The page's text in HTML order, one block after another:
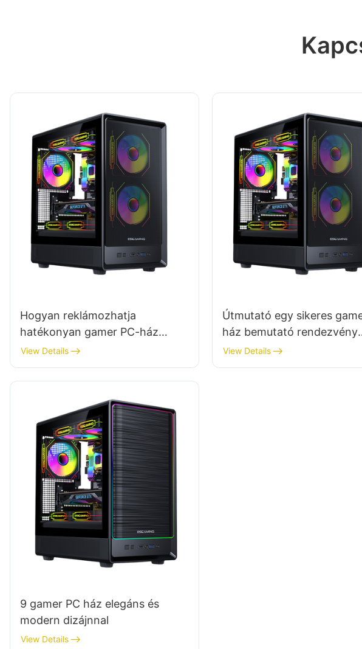
Hogyan reklámozhatja
hatékonyan gamer PC-ház
beszállítói vállalkozását?
View Details
Útmutató egy sikeres
ház bemutató rendezvény
megszervezéséhez
View Details
9 gamer PC ház elegáns és
modern dizájnnal
View Details